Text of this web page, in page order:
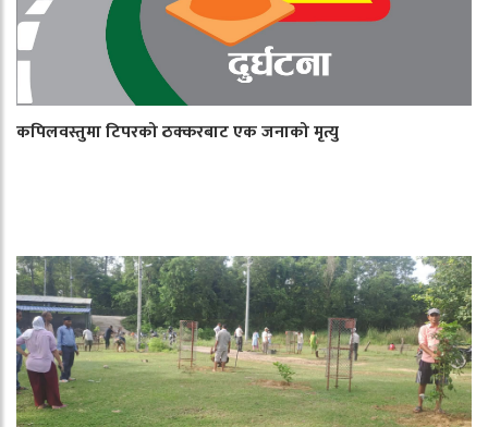
कपिलवस्तुमा टिपरको ठक्करबाट एक जनाको मृत्यु